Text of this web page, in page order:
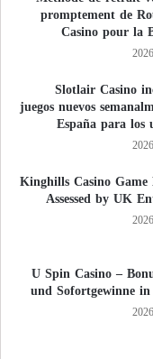
promptement de
Casino pour la
Slotlair Casino
juegos nuevos
España para los
Kinghills Casino
Assessed by UK
U Spin Casino –
und Sofortgewinne